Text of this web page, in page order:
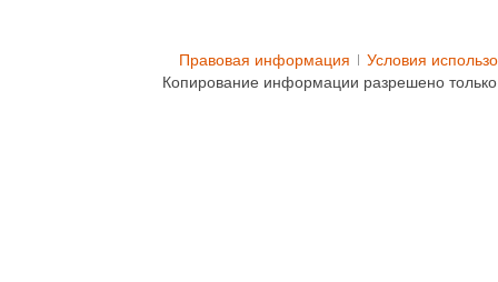
Правовая информация
Условия
Копирование информации разрешено